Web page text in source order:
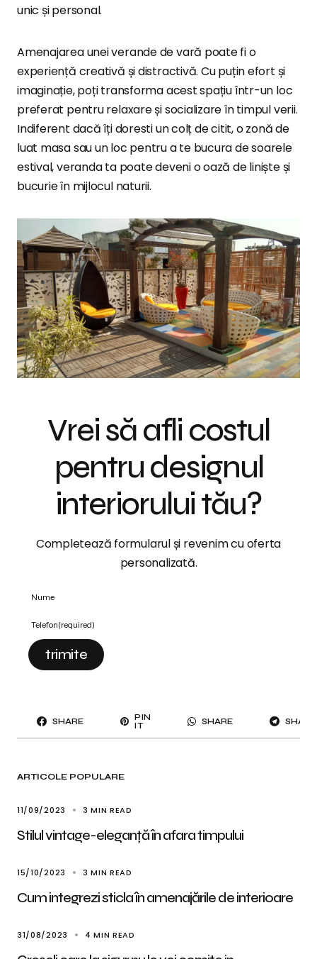
ARTICOLE POPULARE
11/09/2023 3 MIN READ
Stilul vintage-eleganță în afara timpului
15/10/2023 3 MIN READ
Cum integrezi sticla în amenajările de interioare
31/08/2023 4 MIN READ
unic și personal.
Amenajarea unei verande de vară poate fi o
experiență creativă și distractivă. Cu puțin efort și
imaginație, poți transforma acest spațiu într-un loc
preferat pentru relaxare și socializare în timpul verii.
Indiferent dacă îți doresti un colț de citit, o zonă de
luat masa sau un loc pentru a te bucura de soarele
estival, veranda ta poate deveni o oază de liniște și
bucurie în mijlocul naturii.
Vrei să afli costul
pentru designul
interiorului tău?
Completează formularul și revenim cu oferta
personalizată.
Nume
Telefon(required)
trimite
SHARE
PIN
IT
SHARE SHARE